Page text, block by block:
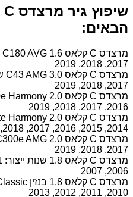
הבאים:
2017, 2018, 2019
2017, 2018, 2019
2016, 2017, 2018, 2019
2014, 2015, 2016, 2017, 2018, 2019
2017, 2018, 2019
2006, 2007
2010, 2011, 2012, 2013